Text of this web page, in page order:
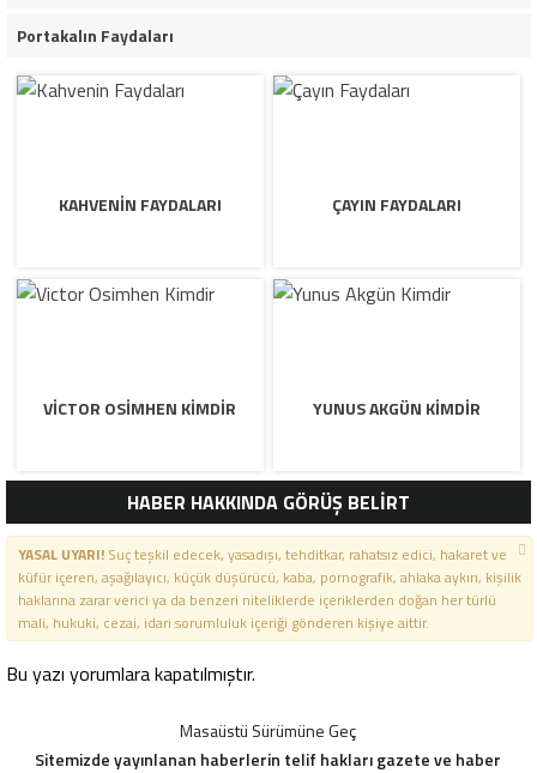
Portakalın Faydaları
KAHVENIN FAYDALARI ÇAYIN FAYDALARI
VICTOR OSIMHEN KIMDIR YUNUS AKGÜN KIMDIR
HABER HAKKINDA GÖRÜŞ BELİRT
YASAL UYARI!Suç teşkil edecek, yasadışı, tehditkar, rahatsız edici, hakaret ve
küfür içeren, aşağılayıcı, küçük düşürücü, kaba, pornografik, ahlaka aykırı, kişilik
haklarına zarar verici ya da benzeri niteliklerde içeriklerden doğan her türlü
mali, hukuki, cezai, idari sorumluluk içeriği gönderen kişiye aittir.
Bu yazı yorumlara kapatılmıştır.
Masaüstü Sürümüne Geç
Sitemizde yayınlanan haberlerin telif hakları gazete ve haber